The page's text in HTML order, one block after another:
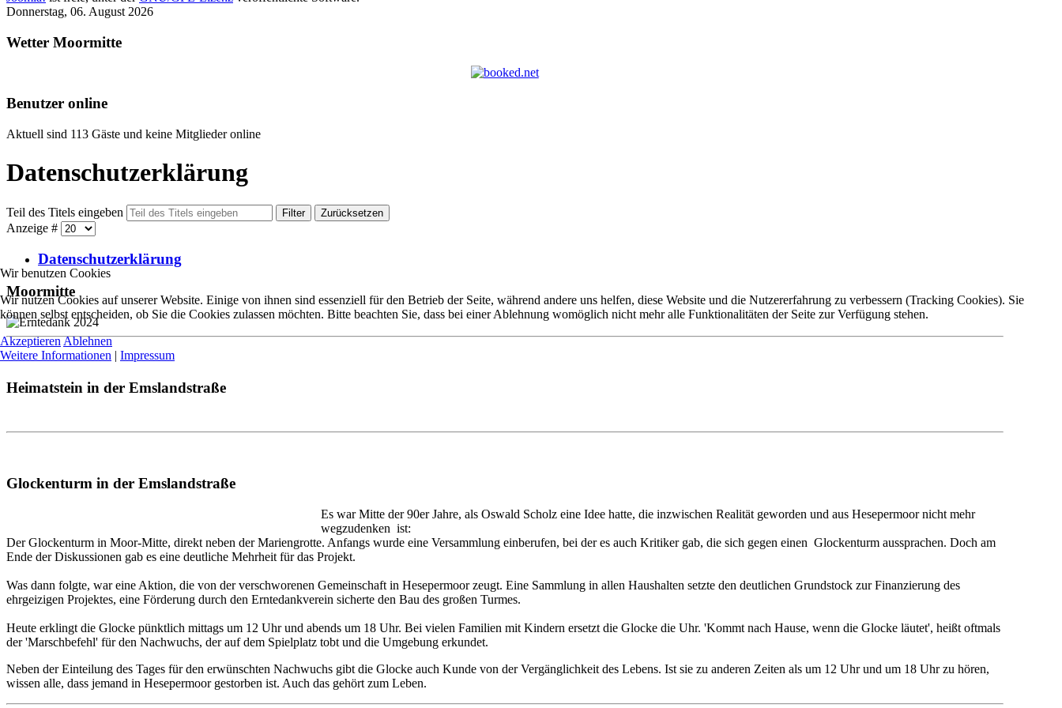
Donnerstag, 06. August 2026
Wetter Moormitte
Benutzer online
Aktuell sind 113 Gäste und keine Mitglieder online
Datenschutzerklärung
Teil des Titels eingeben Filter Zurücksetzen
Anzeige #
Datenschutzerklärung
Moormitte
Heimatstein in der Emslandstraße
Glockenturm in der Emslandstraße
Es war Mitte der 90er Jahre, als Oswald Scholz eine Idee hatte, die inzwischen Realität geworden und aus Hesepermoor nicht mehr
wegzudenken ist:
Der Glockenturm in Moor-Mitte, direkt neben der Mariengrotte. Anfangs wurde eine Versammlung einberufen, bei der es auch Kritiker gab, die sich gegen einen Glockenturm aussprachen. Doch am
Ende der Diskussionen gab es eine deutliche Mehrheit für das Projekt.
Was dann folgte, war eine Aktion, die von der verschworenen Gemeinschaft in Hesepermoorzeugt. Eine Sammlung in allen Haushalten setzte den deutlichen Grundstock zur Finanzierung des
ehrgeizigen Projektes, eine Förderung durch den Erntedankverein sicherte den Bau des großen Turmes.
Heute erklingt die Glocke pünktlich mittags um 12 Uhr und abends um 18 Uhr. Bei vielen Familien mit Kindern ersetzt die Glocke die Uhr. 'Kommt nach Hause, wenn die Glocke läutet', heißt oftmals
der 'Marschbefehl' für den Nachwuchs, der auf dem Spielplatz tobt und die Umgebung erkundet.
Neben der Einteilung des Tages für den erwünschten Nachwuchs gibt die Glocke auch Kunde von der Vergänglichkeit des Lebens. Ist sie zu anderen Zeiten als um 12 Uhr und um 18 Uhr zu hören,
wissen alle, dass jemand in Hesepermoor gestorben ist. Auch das gehört zum Leben.
Wir benutzen Cookies
Wir nutzen Cookies auf unserer Website. Einige von ihnen sind essenziell für den Betrieb der Seite, während andere uns helfen, diese Website und die Nutzererfahrung zu verbessern (Tracking Cookies). Sie
können selbst entscheiden, ob Sie die Cookies zulassen möchten. Bitte beachten Sie, dass bei einer Ablehnung womöglich nicht mehr alle Funktionalitäten der Seite zur Verfügung stehen.
AkzeptierenAblehnen
Weitere Informationen | Impressum